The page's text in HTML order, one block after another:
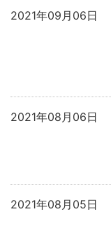
2021年09月06日
2021年08月06日
2021年08月05日